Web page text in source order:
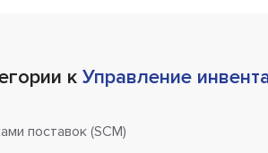
к Управление
поставок (SCM)